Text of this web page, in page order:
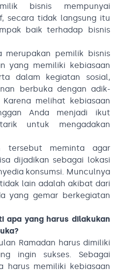
bisnis mempunyai
secara tidak langsung itu
baik terhadap bisnis
merupakan pemilik bisnis
yang memiliki kebiasaan
dalam kegiatan sosial,
berbuka dengan adik-
melihat kebiasaan
Anda menjadi ikut
untuk mengadakan
tersebut meminta agar
dijadikan sebagai lokasi
konsumsi. Munculnya
lain adalah akibat dari
yang gemar berkegiatan
apa yang harus dilakukan
Ramadan harus dimiliki
ingin sukses. Sebagai
harus memiliki kebiasaan